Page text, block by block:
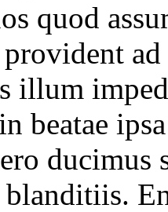
quod
provident
illum
beatae
ducimus